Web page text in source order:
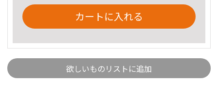
カートに入れる
欲しいものリストに追加